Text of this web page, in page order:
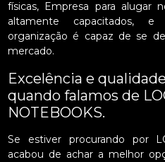
físicas, Empresa para alugar
altamente capacitados, e
organização é capaz de se
mercado.
Excelência e
quando falamos de
NOTEBOOKS.
Se estiver procurando por
acabou de achar a melhor